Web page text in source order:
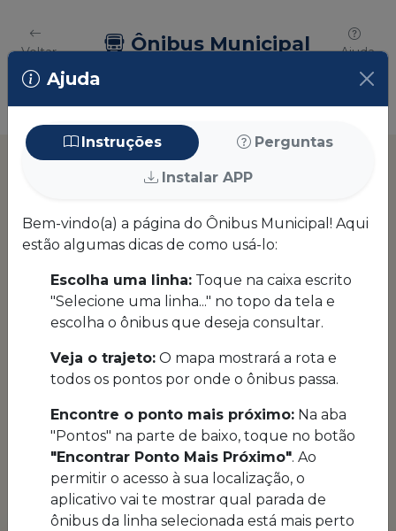
Voltar Ônibus Municipal Ajuda
+
−
Ajuda
Instruções Perguntas
Instalar APP
Bem-vindo(a) a página do Ônibus Municipal! Aqui
estão algumas dicas de como usá-lo:
Escolha uma linha: Toque na caixa escrito
"Selecione uma linha..." no topo da tela e
escolha o ônibus que deseja consultar.
Veja o trajeto: O mapa mostrará a rota e
todos os pontos por onde o ônibus passa.
Encontre o ponto mais próximo: Na aba
"Pontos" na parte de baixo, toque no botão
"Encontrar Ponto Mais Próximo". Ao
permitir o acesso à sua localização, o
aplicativo vai te mostrar qual parada de
ônibus da linha selecionada está mais perto